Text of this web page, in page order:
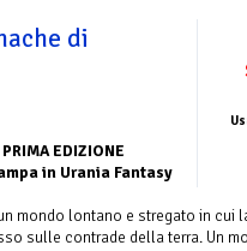
di
PRIMA EDIZIONE
in Urania Fantasy
mondo lontano e stregato in cui
sulle contrade della terra. Un